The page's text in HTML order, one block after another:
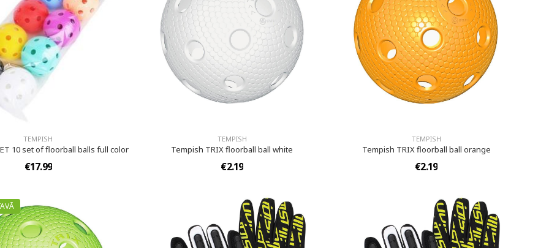
TEMPISH
10 set of floorball balls full color
€17.99
TEMPISH
Tempish TRIX floorball ball white
€2.19
TEMPISH
Tempish TRIX floorball ball orange
€2.19